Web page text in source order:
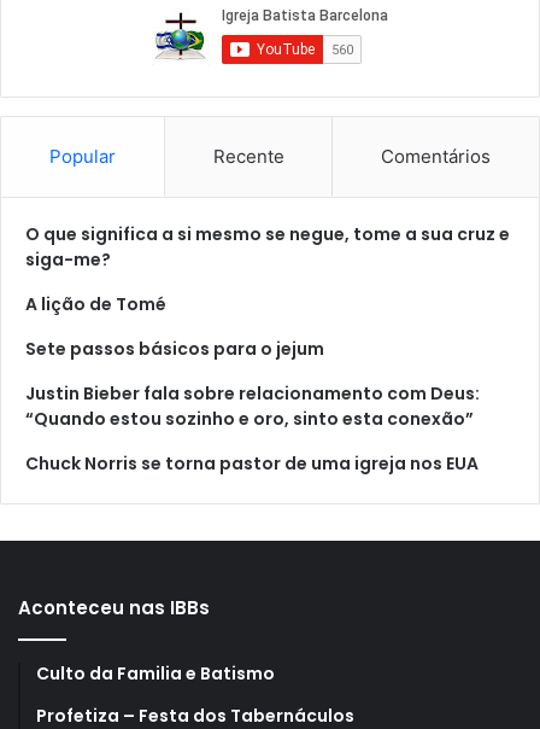
Popular Recente Comentários
O que significa a si mesmo se negue, tome a sua cruz e
siga-me?
A lição de Tomé
Sete passos básicos para o jejum
Justin Bieber fala sobre relacionamento com Deus:
“Quando estou sozinho e oro, sinto esta conexão”
Chuck Norris se torna pastor de uma igreja nos EUA
Aconteceu nas IBBs
Culto da Familia e Batismo
Profetiza – Festa dos Tabernáculos